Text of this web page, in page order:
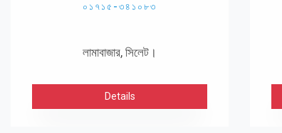
০১৭১৫-৩৪১০৮৩
লামাবাজার, সিলেট।
Details